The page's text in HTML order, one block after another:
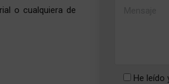
o cualquiera de
He leído